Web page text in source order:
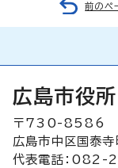
前のペ
広島市役所
〒730-8586
広島市中区国泰
代表電話：